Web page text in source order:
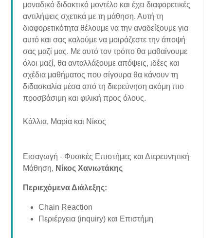
μοναδικό διδακτικό μοντέλο και έχει διαφορετικές
αντιλήψεις σχετικά με τη μάθηση. Αυτή τη
διαφορετικότητα θέλουμε να την αναδείξουμε για
αυτό και σας καλούμε να μοιράζεστε την άποψή
σας μαζί μας. Με αυτό τον τρόπο θα μαθαίνουμε
όλοι μαζί, θα ανταλλάξουμε απόψεις, ιδέες και
σχέδια μαθήματος που σίγουρα θα κάνουν τη
διδασκαλία μέσα από τη διερεύνηση ακόμη πιο
προσβάσιμη και φιλική προς όλους.
Κάλλια, Μαρία και Νίκος
Εισαγωγή - Φυσικές Επιστήμες και Διερευνητική
Μάθηση, Νίκος Χανιωτάκης
Περιεχόμενα Διάλεξης:
Chain Reaction
Περιέργεια (inquiry) και Επιστήμη